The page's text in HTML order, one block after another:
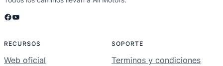
Facebook YouTube
RECURSOS
Web oficial
SOPORTE
Terminos y condiciones